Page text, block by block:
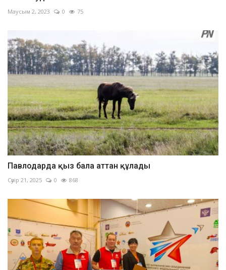
Маусым 2, 2023 0 75
Павлодарда қыз бала аттан құлады
Сәуір 21, 2025 0 868